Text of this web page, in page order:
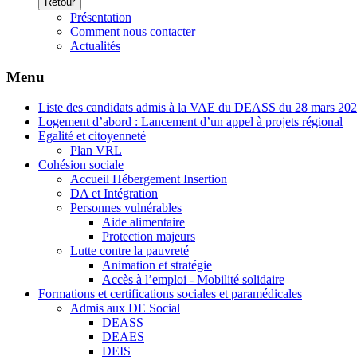
Présentation
Comment nous contacter
Actualités
Menu
Liste des candidats admis à la VAE du DEASS du 28 mars
Logement d’abord : Lancement d’un appel à projets régional
Egalité et citoyenneté
Plan VRL
Cohésion sociale
Accueil Hébergement Insertion
DA et Intégration
Personnes vulnérables
Aide alimentaire
Protection majeurs
Lutte contre la pauvreté
Animation et stratégie
Accès à l’emploi - Mobilité solidaire
Formations et certifications sociales et paramédicales
Admis aux DE Social
DEASS
DEAES
DEIS